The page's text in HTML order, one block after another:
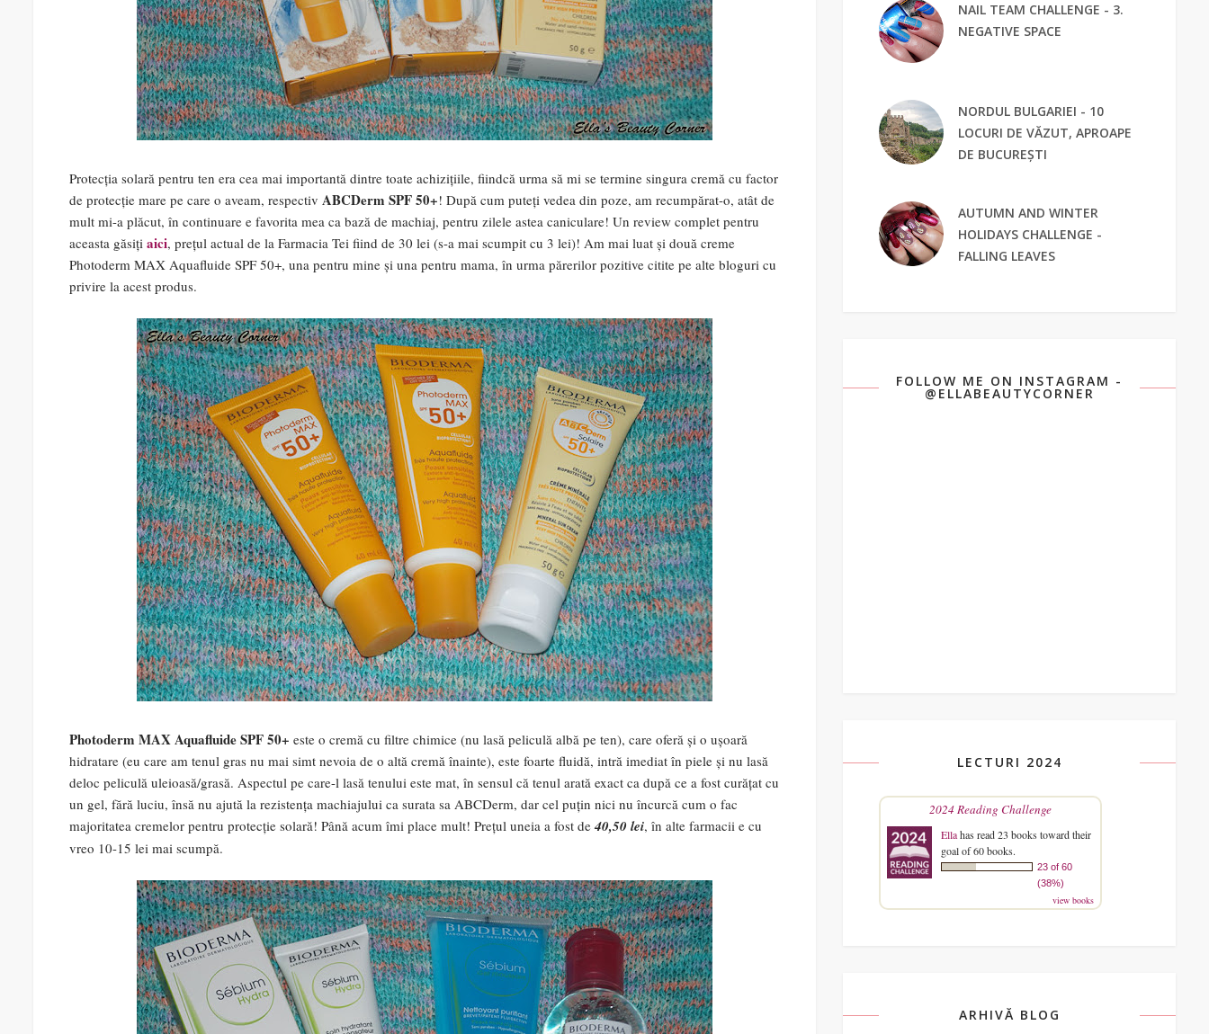
Protecția solară pentru ten era cea mai importantă dintre toate achizițiile, fiindcă urma să mi se termine singura cremă cu factor
de protecție mare pe care o aveam, respectiv ABCDerm SPF 50+! După cum puteți vedea din poze, am recumpărat-o, atât de
mult mi-a plăcut, în continuare e favorita mea ca bază de machiaj, pentru zilele astea caniculare! Un review complet pentru
aceasta găsiți aici, prețul actual de la Farmacia Tei fiind de 30 lei (s-a mai scumpit cu 3 lei)! Am mai luat și două creme
Photoderm MAX Aquafluide SPF 50+, una pentru mine și una pentru mama, în urma părerilor pozitive citite pe alte bloguri cu
privire la acest produs.
Photoderm MAX Aquafluide SPF 50+ este o cremă cu filtre chimice (nu lasă peliculă albă pe ten), care oferă și o ușoară
hidratare (eu care am tenul gras nu mai simt nevoia de o altă cremă înainte), este foarte fluidă, intră imediat în piele și nu lasă
deloc peliculă uleioasă/grasă. Aspectul pe care-l lasă tenului este mat, în sensul că tenul arată exact ca după ce a fost curățat cu
un gel, fără luciu, însă nu ajută la rezistența machiajului ca surata sa ABCDerm, dar cel puțin nici nu încurcă cum o fac
majoritatea cremelor pentru protecție solară! Până acum îmi place mult! Prețul uneia a fost de 40,50 lei, în alte farmacii e cu
vreo 10-15 lei mai scumpă.
NAIL TEAM CHALLENGE - 3.
NEGATIVE SPACE
NORDUL BULGARIEI - 10
LOCURI DE VĂZUT, APROAPE
DE BUCUREȘTI
AUTUMN AND WINTER
HOLIDAYS CHALLENGE -
FALLING LEAVES
FOLLOW ME ON INSTAGRAM -
@ELLABEAUTYCORNER
LECTURI 2024
2024 Reading Challenge
Ellahas read 23 books toward their
goal of 60 books.
23 of 60
(38%)
view books
ARHIVĂ BLOG